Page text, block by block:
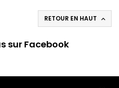
RETOUR EN HAUT 
sur Facebook